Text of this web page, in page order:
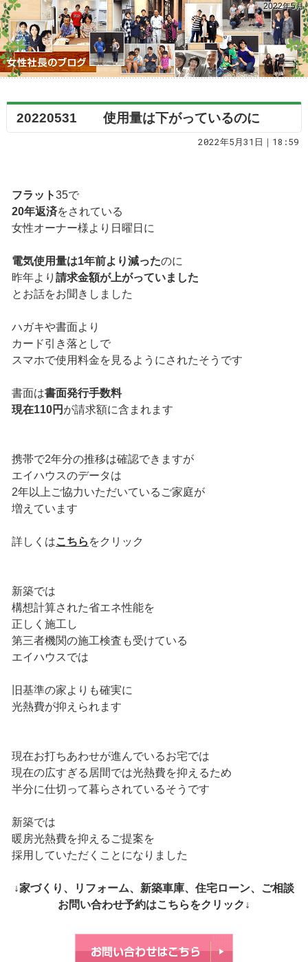
2022年5月
20220531 使用量は下がっているのに
2022年5月31日｜18:59
フラット35で
20年返済をされている
女性オーナー様より日曜日に
電気使用量は1年前より減ったのに
昨年より 請求金額が上がっていました
とお話をお聞きしました
ハガキや書面より
カード引き落としで
スマホで使用料金を見るようにされたそうです
書面は書面発行手数料
現在110円 が請求額に含まれます
携帯で2年分の推移は確認できますが
エイハウスのデータは
2年以上ご協力いただいているご家庭が
増えています
詳しくはこちら をクリック
新築では
構想計算された省エネ性能を
正しく施工し
第三者機関の施工検査も受けている
エイハウスでは
旧基準の家よりも確実に
光熱費が抑えられます
現在お打ちあわせが進んでいるお宅では
現在の広すぎる居間では光熱費を抑えるため
半分に仕切って暮らされているそうです
新築では
暖房光熱費を抑えるご提案を
採用していただくことになりました
↓家づくり、リフォーム、新築車庫、住宅ローン、ご相談
お問い合わせ予約はこちらをクリック↓